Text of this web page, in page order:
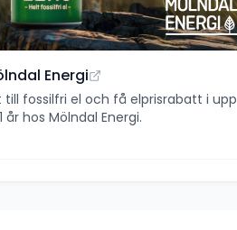
Energi
till fossilfri el och få elprisrabatt i upp
år hos Mölndal Energi.